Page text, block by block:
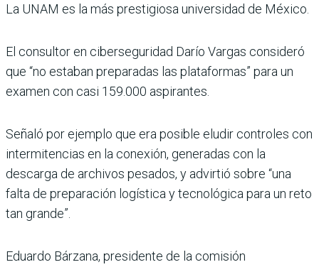
La UNAM es la más prestigiosa universidad de México.
El consultor en ciberseguridad Darío Vargas consideró
que “no estaban preparadas las plataformas” para un
examen con casi 159.000 aspirantes.
Señaló por ejemplo que era posible eludir controles con
intermitencias en la conexión, generadas con la
descarga de archivos pesados, y advirtió sobre “una
falta de preparación logística y tecnológica para un reto
tan grande”.
Eduardo Bárzana, presidente de la comisión